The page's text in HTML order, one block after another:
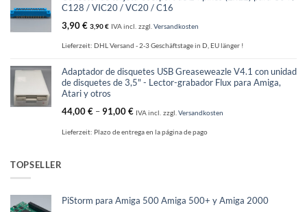
C128 / VIC20 / VC20 / C16
3,90€ 3,90€ IVA incl. zzgl. Versandkosten
Lieferzeit: DHL Versand - 2-3 Geschäftstage in D, EU länger !
Adaptador de disquetes USB Greaseweazle V4.1 con unidad
de disquetes de 3,5" - Lector-grabador Flux para Amiga,
Atari y otros
44,00€ –91,00€ IVA incl. zzgl. Versandkosten
Lieferzeit: Plazo de entrega en la página de pago
TOPSELLER
PiStorm para Amiga 500 Amiga 500+ y Amiga 2000